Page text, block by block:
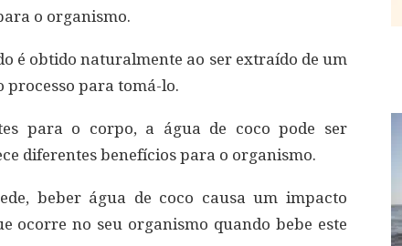
o organismo.
é obtido naturalmente ao ser extraído de um
processo para tomá-lo.
para o corpo, a água de coco pode ser
diferentes benefícios para o organismo.
beber água de coco causa um impacto
ocorre no seu organismo quando bebe este